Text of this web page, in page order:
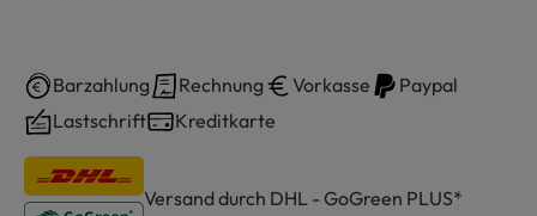
Barzahlung Rechnung Vorkasse
Paypal
Lastschrift
Kreditkarte
Versand durch DHL - GoGreen PLUS*